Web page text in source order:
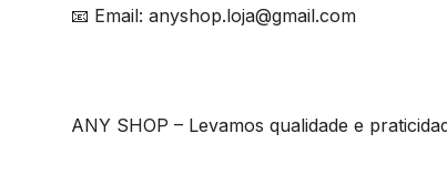
📧 Email: anyshop.loja@gmail.com
ANY SHOP – Levamos qualidade e